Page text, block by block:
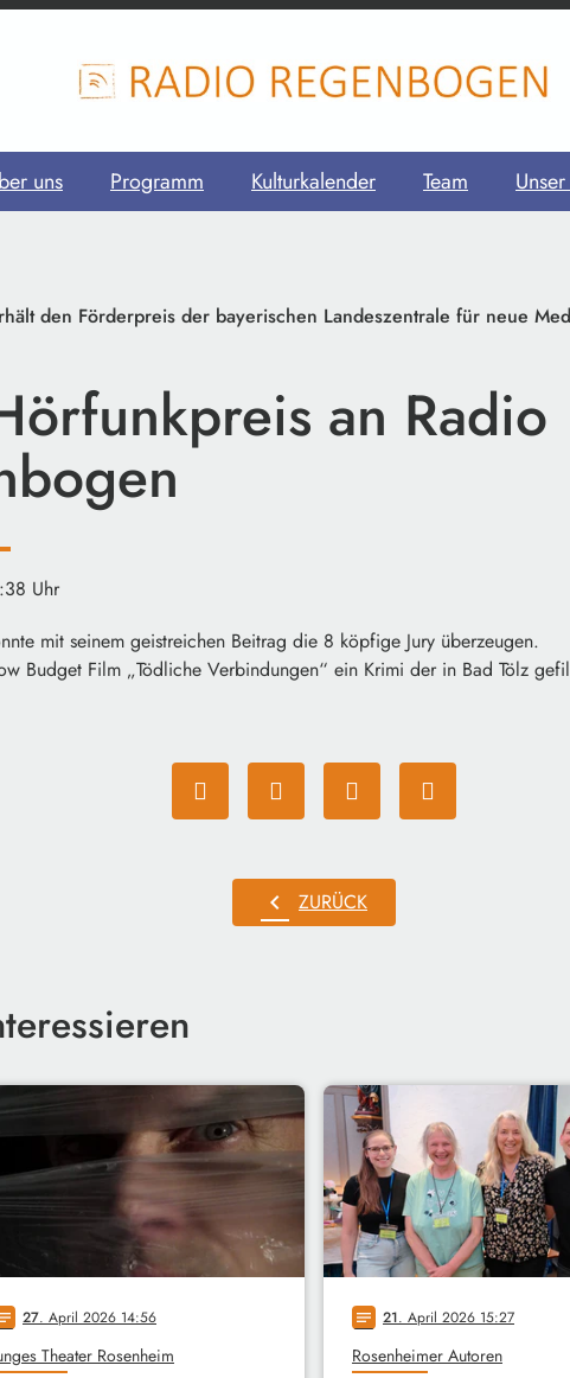
uns Programm Kulturkalender Team
den Förderpreis der bayerischen Landeszentrale für neue
an Radio
Uhr
mit seinem geistreichen Beitrag die 8 köpfige Jury überzeugen.
Budget Film „Tödliche Verbindungen“ ein Krimi der in Bad Tölz
chevron_left ZURÜCK
27. April 2026 14:56
Theater Rosenheim
notes 21. April 2026 15:27
Rosenheimer Autoren